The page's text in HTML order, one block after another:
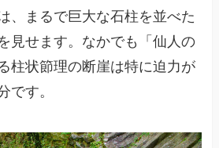
、まるで巨大な石柱を並べた
見せます。なかでも「仙人の
柱状節理の断崖は特に迫力が
です。